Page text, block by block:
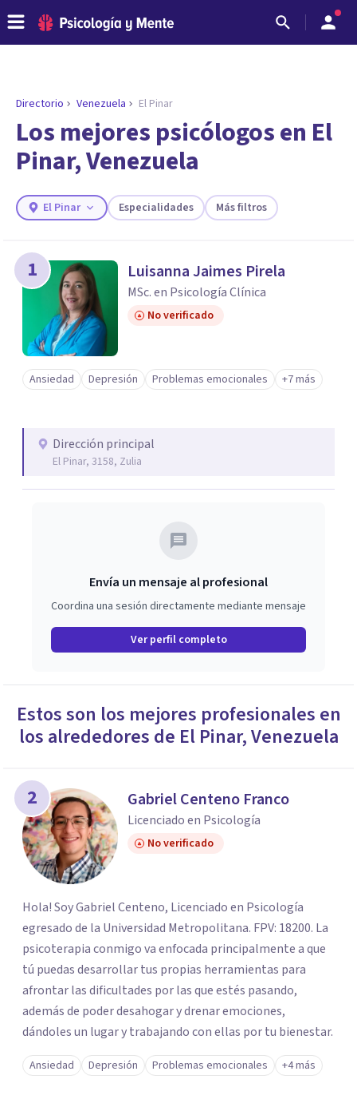
ENCONTRAR MI TERAPEUTA
¿Necesitas ayuda para encontrar el
psicólogo adecuado?
Responde a unas breves preguntas y te ofreceremos
necesidades.
Directorio Venezuela El Pinar
Los mejores psicólogos en El
Pinar, Venezuela
El Pinar Especialidades Más filtros
1 Luisanna Jaimes Pirela
MSc. en Psicología Clínica
No verificado
Ansiedad Depresión Problemas emocionales +7 más
Dirección principal
El Pinar, 3158, Zulia
Envía un mensaje al profesional
Coordina una sesión directamente mediante mensaje
Ver perfil completo
Estos son los mejores profesionales en
los alrededores de El Pinar,Venezuela
2 Gabriel Centeno Franco
Licenciado en Psicología
No verificado
Hola! Soy Gabriel Centeno, Licenciado en Psicología
egresado de la Universidad Metropolitana. FPV: 18200. La
psicoterapia conmigo va enfocada principalmente a que
tú puedas desarrollar tus propias herramientas para
afrontar las dificultades por las que estés pasando,
además de poder desahogar y drenar emociones,
dándoles un lugar y trabajando con ellas por tu bienestar.
Ansiedad Depresión Problemas emocionales +4 más